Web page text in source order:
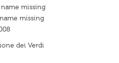
missing
missing
dei Verdi